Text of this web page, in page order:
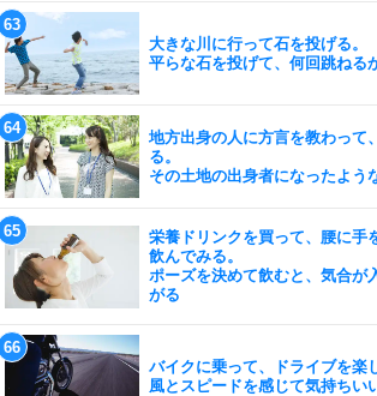
大きな川に行って石を投げる。
平らな石を投げて、何回跳ねる
地方出身の人に方言を教わって
る。
その土地の出身者になったよう
栄養ドリンクを買って、腰に手
飲んでみる。
ポーズを決めて飲むと、気合が
がる
バイクに乗って、ドライブを楽
風とスピードを感じて気持ちい